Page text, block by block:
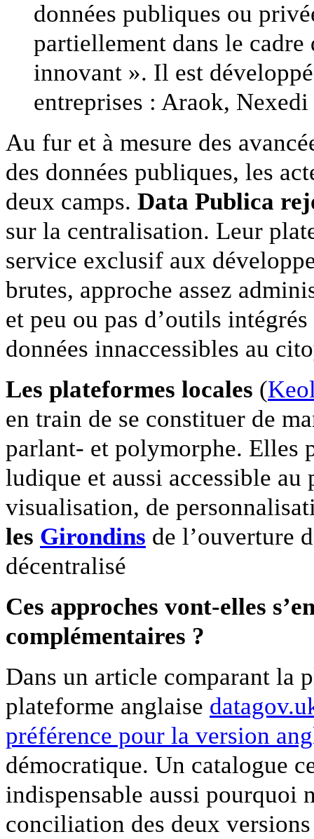
données publiques ou
partiellement dans le
innovant ». Il est
entreprises : Araok, Nexedi
Au fur et à mesure des
des données publiques, les
deux camps. Data Publica
sur la centralisation. Leur
service exclusif aux
brutes, approche assez
et peu ou pas d’outils
données innaccessibles au
Les plateformes locales (
en train de se constituer de
parlant- et polymorphe. Elles
ludique et aussi accessible
visualisation, de
les Girondins de l’ouverture
décentralisé
Ces approches vont-elles
complémentaires ?
Dans un article comparant la
plateforme anglaise
préférence pour la version
démocratique. Un catalogue
indispensable aussi pourquoi
conciliation des deux